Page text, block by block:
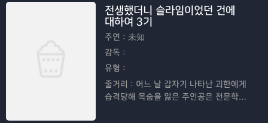
전생했더니 슬라임이었던 건에
대하여 3기
주연： 未知
감독：
유형：
줄거리： 어느 날 갑자기 나타난 괴한에게
습격당해 목숨을 잃은 주인공은 천문학적